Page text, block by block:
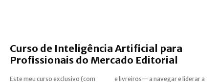
Curso de Inteligência Artificial para
Profissionais do Mercado Editorial
Este meu curso exclusivo (com
e livreiros— a navegar e liderar a